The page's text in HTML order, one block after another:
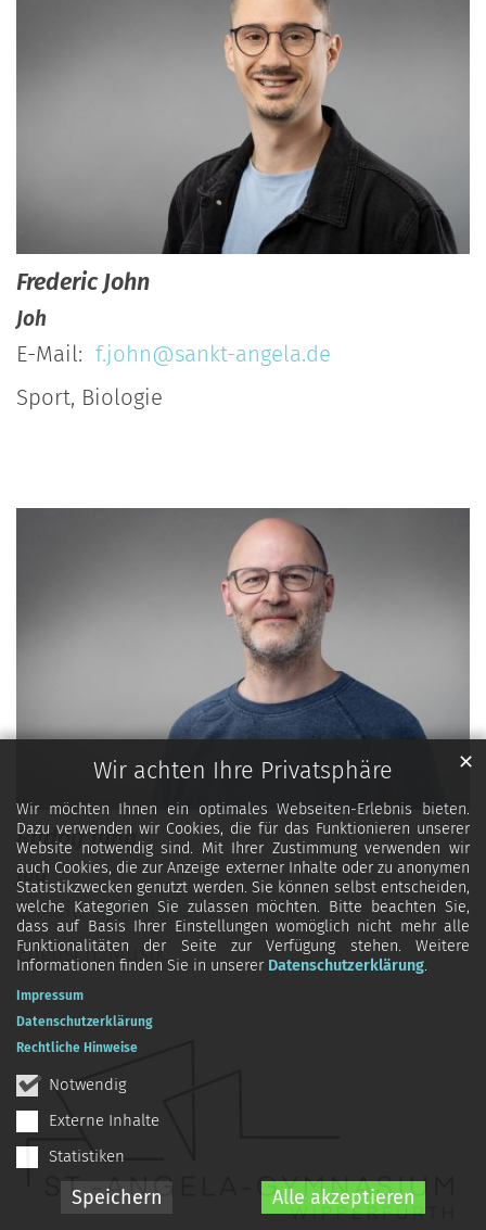
Wir achten Ihre Privatsphäre
Wir möchten Ihnen ein optimales Webseiten-Erlebnis bieten.
Dazu verwenden wir Cookies, die für das Funktionieren unserer
Website notwendig sind. Mit Ihrer Zustimmung verwenden wir
auch Cookies, die zur Anzeige externer Inhalte oder zu anonymen
Statistikzwecken genutzt werden. Sie können selbst entscheiden,
welche Kategorien Sie zulassen möchten. Bitte beachten Sie,
dass auf Basis Ihrer Einstellungen womöglich nicht mehr alle
Funktionalitäten der Seite zur Verfügung stehen. Weitere
Informationen finden Sie in unserer Datenschutzerklärung.
Notwendig
Externe Inhalte
Statistiken
Speichern Alle akzeptieren
✕
Impressum
Datenschutzerklärung
Rechtliche Hinweise
FredericJohn
Joh
E-Mail: f.john@sankt-angela.de
Sport, Biologie
RudolfJung
Jug
E-Mail: r.jung@sankt-angela.de
Englisch, Musik